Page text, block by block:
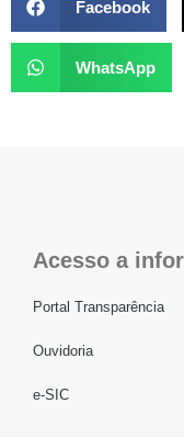
Facebook
WhatsApp
Acesso a
Portal Transparência
Ouvidoria
e-SIC